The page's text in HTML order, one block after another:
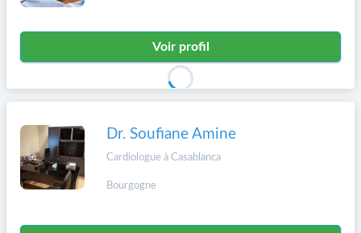
Voir profil
Dr. Soufiane Amine
Cardiologue à Casablanca
Bourgogne